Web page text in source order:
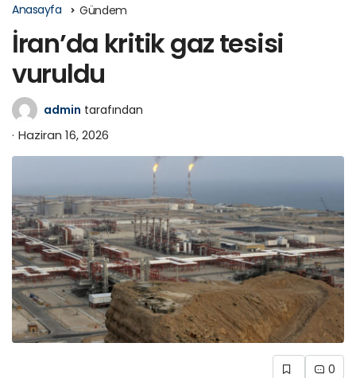
Anasayfa Gündem
İran’da kritik gaz tesisi
vuruldu
admin tarafından
Haziran 16, 2026
0